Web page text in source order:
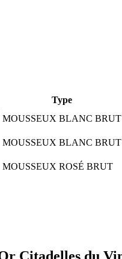
Type
MOUSSEUX BLANC BRUT
MOUSSEUX BLANC BRUT
MOUSSEUX ROSÉ BRUT